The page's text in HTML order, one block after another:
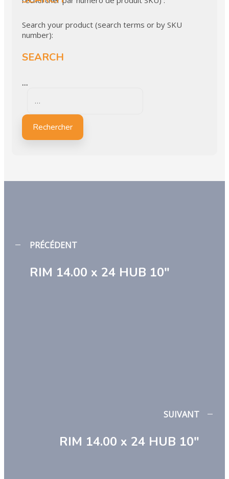
Search your product (search terms or by SKU
number):
SEARCH
…
Rechercher
PRÉCÉDENT
RIM 14.00 x 24 HUB 10″
SUIVANT
RIM 14.00 x 24 HUB 10″